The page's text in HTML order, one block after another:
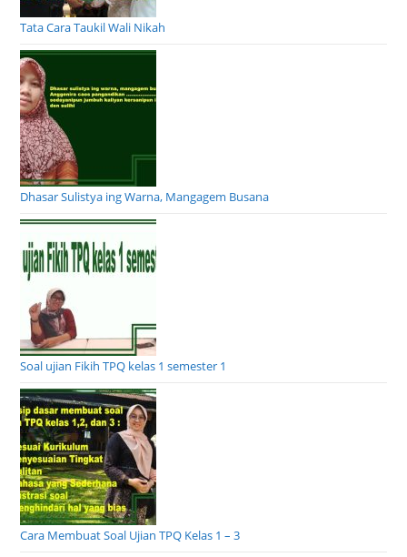
Tata Cara Taukil Wali Nikah
Dhasar Sulistya ing Warna, Mangagem Busana
Soal ujian Fikih TPQ kelas 1 semester 1
Cara Membuat Soal Ujian TPQ Kelas 1 – 3